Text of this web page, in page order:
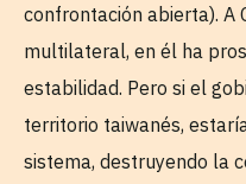
confrontación abierta). A
multilateral, en él ha
estabilidad. Pero si el
territorio taiwanés,
sistema, destruyendo la